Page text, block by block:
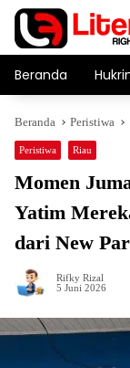
Langsung
konten
Beranda
Beranda Peristiwa
Peristiwa Riau
Momen
Yatim
dari New
Rifky Rizal
5 Juni 2026